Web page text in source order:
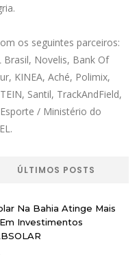
os seguintes parceiros:
Brasil, Novelis, Bank Of
KINEA, Aché, Polimix,
Santil, TrackAndField,
/ Ministério do
ÚLTIMOS POSTS
Na Bahia Atinge Mais
Investimentos